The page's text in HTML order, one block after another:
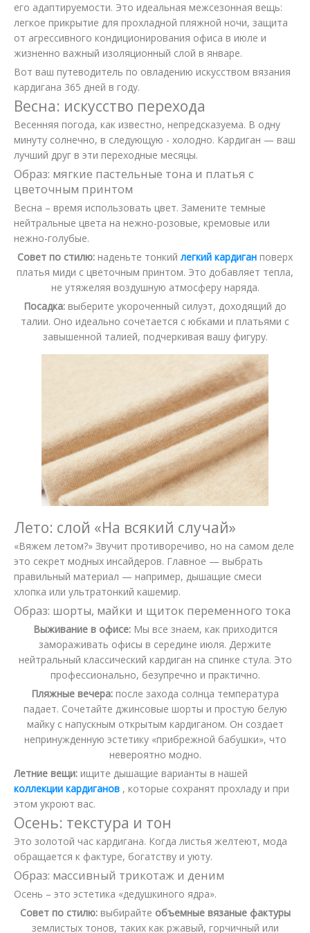
его адаптируемости. Это идеальная межсезонная вещь:
легкое прикрытие для прохладной пляжной ночи, защита
от агрессивного кондиционирования офиса в июле и
жизненно важный изоляционный слой в январе.
Вот ваш путеводитель по овладению искусством вязания
кардигана 365 дней в году.
Весна: искусство перехода
Весенняя погода, как известно, непредсказуема. В одну
минуту солнечно, в следующую - холодно. Кардиган — ваш
лучший друг в эти переходные месяцы.
Образ: мягкие пастельные тона и платья с
цветочным принтом
Весна – время использовать цвет. Замените темные
нейтральные цвета на нежно-розовые, кремовые или
нежно-голубые.
Совет по стилю: наденьте тонкий легкий кардиган поверх
платья миди с цветочным принтом. Это добавляет тепла,
не утяжеляя воздушную атмосферу наряда.
Посадка: выберите укороченный силуэт, доходящий до
талии. Оно идеально сочетается с юбками и платьями с
завышенной талией, подчеркивая вашу фигуру.
Лето: слой «На всякий случай»
«Вяжем летом?» Звучит противоречиво, но на самом деле
это секрет модных инсайдеров. Главное — выбрать
правильный материал — например, дышащие смеси
хлопка или ультратонкий кашемир.
Образ: шорты, майки и щиток переменного тока
Выживание в офисе: Мы все знаем, как приходится
замораживать офисы в середине июля. Держите
нейтральный классический кардиган на спинке стула. Это
профессионально, безупречно и практично.
Пляжные вечера: после захода солнца температура
падает. Сочетайте джинсовые шорты и простую белую
майку с напускным открытым кардиганом. Он создает
непринужденную эстетику «прибрежной бабушки», что
невероятно модно.
Летние вещи: ищите дышащие варианты в нашей
коллекции кардиганов , которые сохранят прохладу и при
этом укроют вас.
Осень: текстура и тон
Это золотой час кардигана. Когда листья желтеют, мода
обращается к фактуре, богатству и уюту.
Образ: массивный трикотаж и деним
Осень – это эстетика «дедушкиного ядра».
Совет по стилю: выбирайте объемные вязаные фактуры
землистых тонов, таких как ржавый, горчичный или